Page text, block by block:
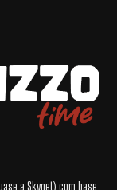
a Skynet) com base